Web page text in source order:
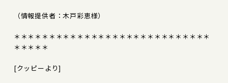
（情報提供者：木戸彩恵様）
＊＊＊＊＊＊＊＊＊＊＊＊＊＊＊＊＊＊＊＊＊＊＊＊＊＊＊＊
＊＊＊＊＊
[クッピーより]